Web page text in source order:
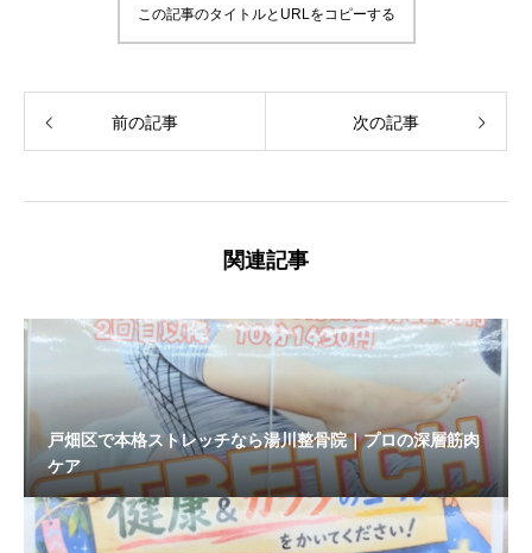
この記事のタイトルとURLをコピーする
前の記事 次の記事
関連記事
戸畑区で本格ストレッチなら湯川整骨院｜プロの深層筋肉
ケア